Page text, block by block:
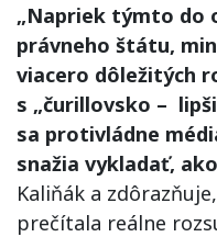
„Napriek týmto do
právneho štátu,
viacero dôležitých
s „čurillovsko –
sa protivládne
snažia vykladať,
Kaliňák a
prečítala reálne